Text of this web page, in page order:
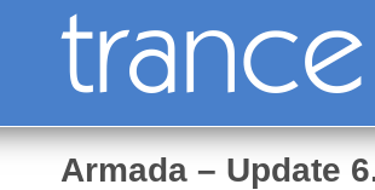
Armada – Update